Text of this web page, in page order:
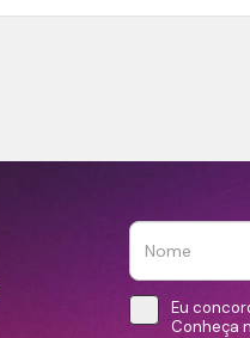
Eu
Conheça